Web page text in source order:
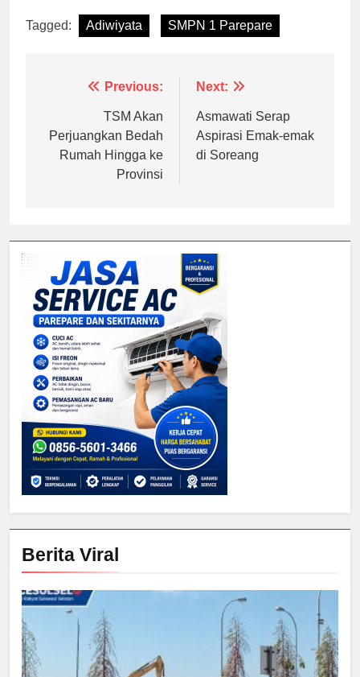
Tagged: Adiwiyata SMPN 1 Parepare
NavigasiPrevious:
TSM Akan
Perjuangkan Bedah
Rumah Hingga ke
Provinsi
Next:
Asmawati Serap
Aspirasi Emak-emak
di Soreang
Berita Viral